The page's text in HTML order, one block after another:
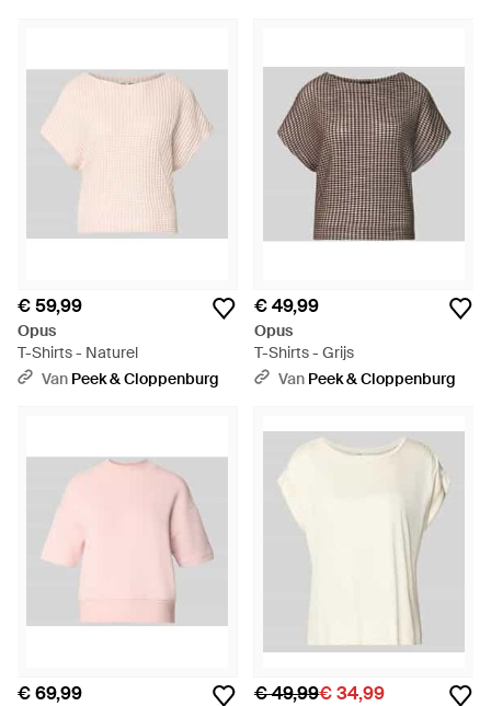
€ 59,99
Opus
T-Shirts - Naturel
Van Peek & Cloppenburg
€ 49,99
Opus
T-Shirts - Grijs
Van Peek & Cloppenburg
€ 69,99 € 49,99€ 34,99